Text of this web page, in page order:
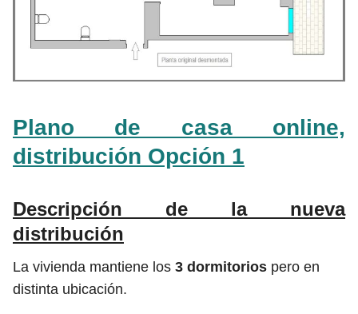
Plano de casa online,
distribución Opción 1
Descripción de la nueva
distribución
La vivienda mantiene los 3 dormitorios pero en
distinta ubicación.